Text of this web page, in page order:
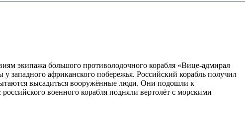
экипажа большого противолодочного корабля «Вице-адмирал
африканского побережья. Российский корабль получил
высадиться вооружённые люди. Они подошли к
военного корабля подняли вертолёт с морскими